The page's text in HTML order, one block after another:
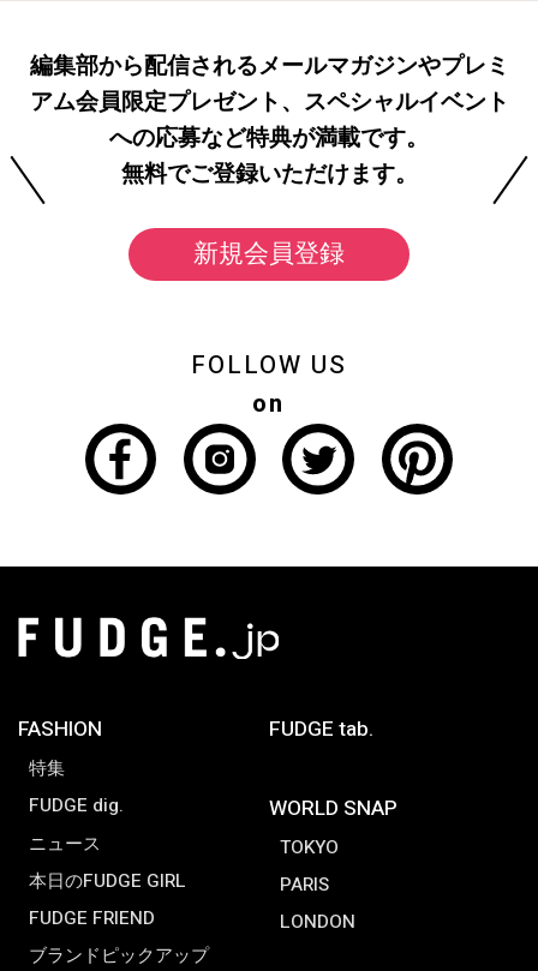
編集部から配信されるメールマガジンやプレミ
アム会員限定プレゼント、スペシャルイベント
への応募など特典が満載です。
無料でご登録いただけます。
新規会員登録
FOLLOW US
on
FASHION
特集
FUDGE dig.
ニュース
本日のFUDGE GIRL
FUDGE FRIEND
ブランドピックアップ
FUDGE tab.
WORLD SNAP
TOKYO
PARIS
LONDON